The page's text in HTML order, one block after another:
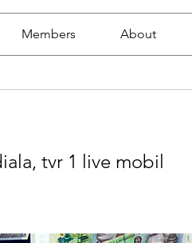
Members About
tvr 1 live mobil